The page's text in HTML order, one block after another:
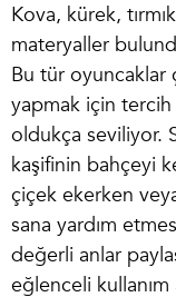
Kova, kürek,
materyaller
Bu tür oyuncaklar
yapmak için
oldukça seviliyor.
kaşifinin bahçeyi
çiçek ekerken
sana yardım
değerli anlar
eğlenceli